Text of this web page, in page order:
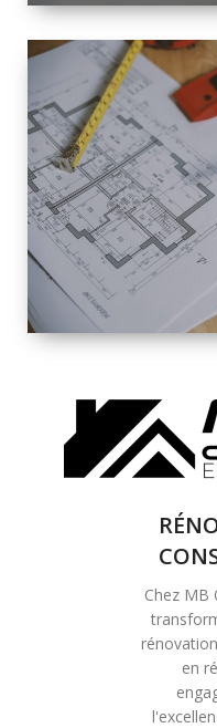
ESPACE
INTÉRIEURE
EXTÉRIEURE
SOLUTIONS
Chez MB
en